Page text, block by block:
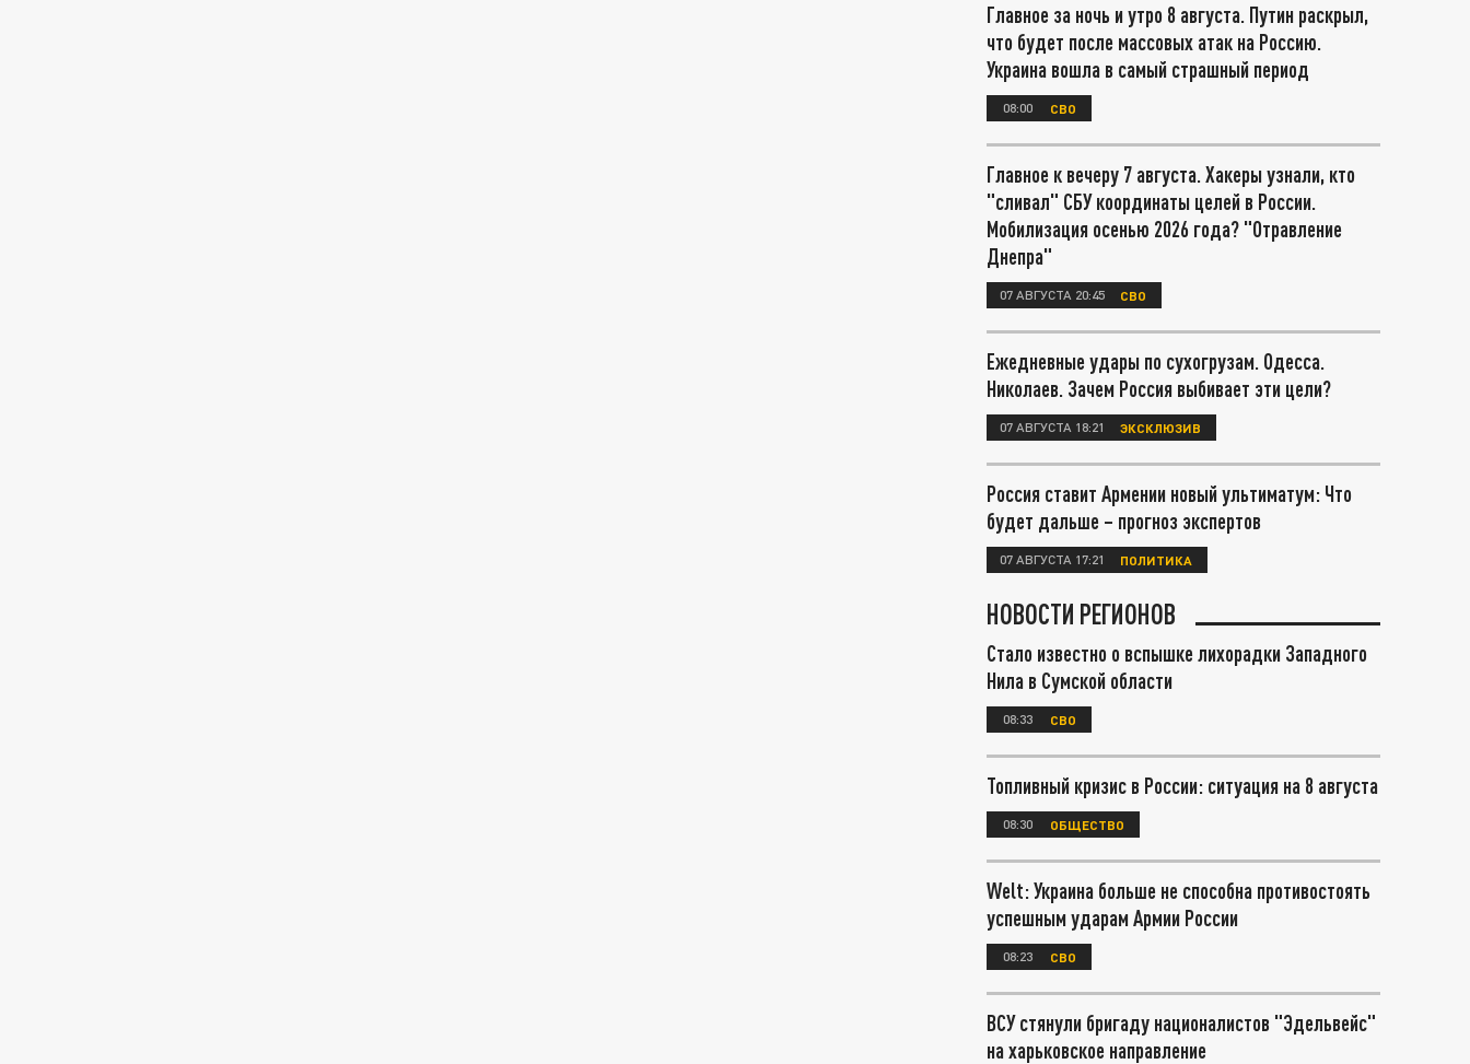
Главное за ночь и утро 8 августа. Путин раскрыл,
что будет после массовых атак на Россию.
Украина вошла в самый страшный период
08:00 СВО
Главное к вечеру 7 августа. Хакеры узнали, кто
"сливал" СБУ координаты целей в России.
Мобилизация осенью 2026 года? "Отравление
Днепра"
07 АВГУСТА 20:45 СВО
Ежедневные удары по сухогрузам. Одесса.
Николаев. Зачем Россия выбивает эти цели?
07 АВГУСТА 18:21 ЭКСКЛЮЗИВ
Россия ставит Армении новый ультиматум: Что
будет дальше – прогноз экспертов
07 АВГУСТА 17:21 ПОЛИТИКА
НОВОСТИ РЕГИОНОВ
Стало известно о вспышке лихорадки Западного
Нила в Сумской области
08:33 СВО
Топливный кризис в России: ситуация на 8 августа
08:30 ОБЩЕСТВО
Welt: Украина больше не способна противостоять
успешным ударам Армии России
08:23 СВО
ВСУ стянули бригаду националистов "Эдельвейс"
на харьковское направление